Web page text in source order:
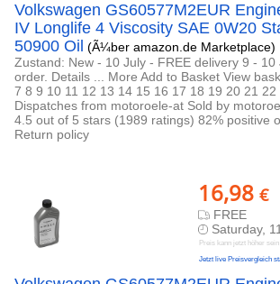
Volkswagen GS60577M2EUR
IV Longlife 4 Viscosity SAE 0W20
50900 Oil (Ã¼ber amazon.de Marketplace)
Zustand: New - 10 July - FREE delivery 9 -
order. Details ... More Add to Basket View
7 8 9 10 11 12 13 14 15 16 17 18 19 20 21
Dispatches from motoroele-at Sold by
4.5 out of 5 stars (1989 ratings) 82% positive
Return policy
16,98 €
FREE
Saturday,
Preis kann jetzt höher sein
Jetzt live Preisvergleich